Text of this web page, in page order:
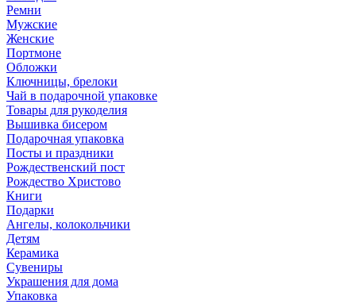
Ремни
Мужские
Женские
Портмоне
Обложки
Ключницы, брелоки
Чай в подарочной упаковке
Товары для рукоделия
Вышивка бисером
Подарочная упаковка
Посты и праздники
Рождественский пост
Рождество Христово
Книги
Подарки
Ангелы, колокольчики
Детям
Керамика
Сувениры
Украшения для дома
Упаковка